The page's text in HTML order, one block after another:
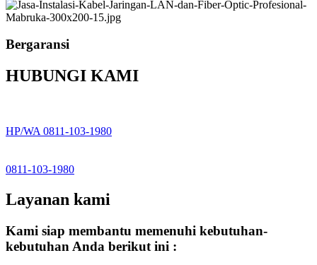
Bergaransi
HUBUNGI KAMI
HP/WA 0811-103-1980
0811-103-1980
Layanan kami
Kami siap membantu memenuhi kebutuhan-
kebutuhan Anda berikut ini :